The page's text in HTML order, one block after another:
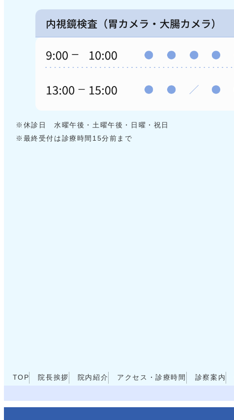
※休診日 水曜午後・土曜午後・日曜・祝日
※最終受付は診療時間15分前まで
TOP 院長挨拶 院内紹介 アクセス・診療時間 診察案内